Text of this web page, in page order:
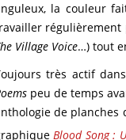
la couleur
Village Voice…) tout
très actif
peu de temps
de planches
Blood Song :